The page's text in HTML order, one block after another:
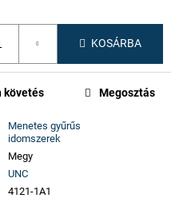
KOSÁRBA
Menetes gyűrűs
idomszerek
Megy
UNC
4121-1A1
követés Megosztás